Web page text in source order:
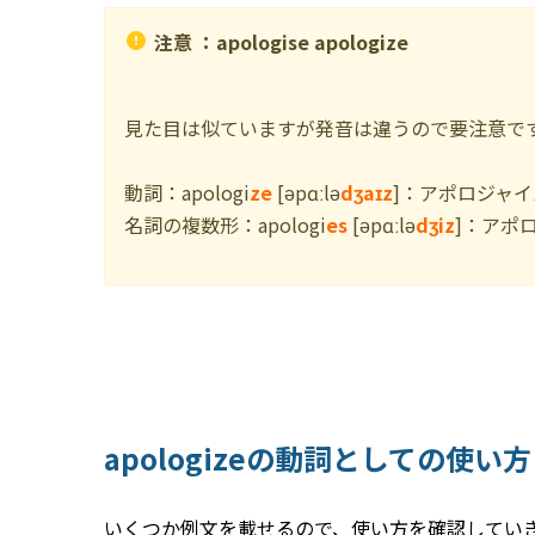
注意 ：apologise apologize
見た目は似ていますが発音は違うので要注意で
動詞：apologize [əpɑːlədʒaɪz]：アポロジャ
名詞の複数形：apologies [əpɑːlədʒiz]：アポ
apologizeの動詞としての使い方
いくつか例文を載せるので、使い方を確認してい